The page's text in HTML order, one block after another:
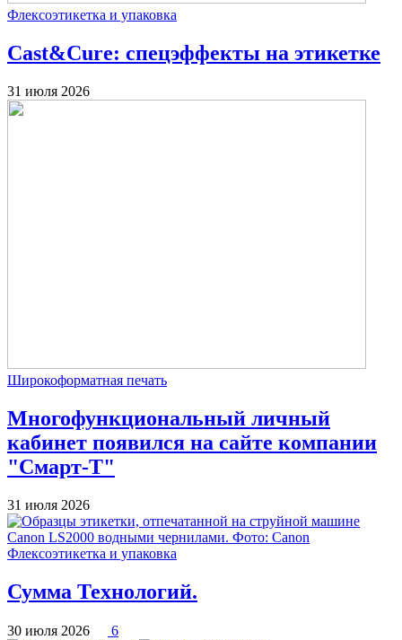
Флексоэтикетка и упаковка
Cast&Cure: спецэффекты на этикетке
31 июля 2026
Широкоформатная печать
Многофункциональный личный
кабинет появился на сайте компании
"Смарт-Т"
31 июля 2026
Флексоэтикетка и упаковка
Сумма Технологий.
30 июля 2026 6